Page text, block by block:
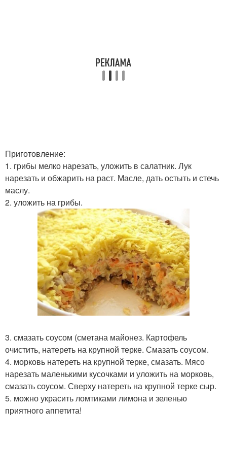
Приготовление:
1. грибы мелко нарезать, уложить в салатник. Лук
нарезать и обжарить на раст. Масле, дать остыть и стечь
маслу.
2. уложить на грибы.
3. смазать соусом (сметана майонез. Картофель
очистить, натереть на крупной терке. Смазать соусом.
4. морковь натереть на крупной терке, смазать. Мясо
нарезать маленькими кусочками и уложить на морковь,
смазать соусом. Сверху натереть на крупной терке сыр.
5. можно украсить ломтиками лимона и зеленью
приятного аппетита!